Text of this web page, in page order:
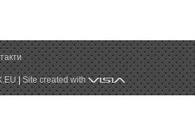
|Site created with Visia